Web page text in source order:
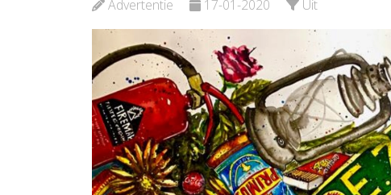
Advertentie 17-01-2020 Uit
Bekijk de pagina
Bekijk de pagina